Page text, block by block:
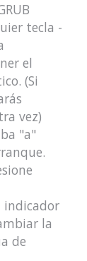
tecla -
el
(Si
vez)
"a"
indicador
la
de